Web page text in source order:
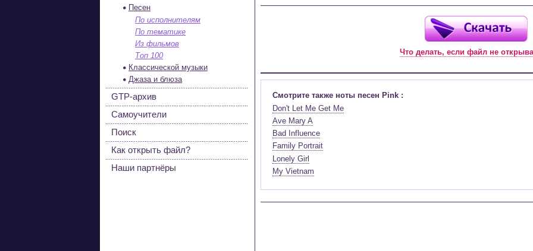
Что делать, если файл не
Смотрите также ноты песен Pink :
Don't Let Me Get Me
Ave Mary A
Bad Influence
Family Portrait
Lonely Girl
My Vietnam
Песен
По исполнителям
По тематике
Из фильмов
Топ 100
Классической музыки
Джаза и блюза
GTP-архив
Самоучители
Поиск
Как открыть файл?
Наши партнёры